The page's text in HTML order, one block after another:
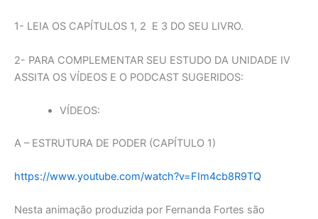
1- LEIA OS CAPÍTULOS 1, 2 E 3 DO SEU LIVRO.
2- PARA COMPLEMENTAR SEU ESTUDO DA UNIDADE IV
ASSITA OS VÍDEOS E O PODCAST SUGERIDOS:
VÍDEOS:
A – ESTRUTURA DE PODER (CAPÍTULO 1)
https://www.youtube.com/watch?v=FIm4cb8R9TQ
Nesta animação produzida por Fernanda Fortes são